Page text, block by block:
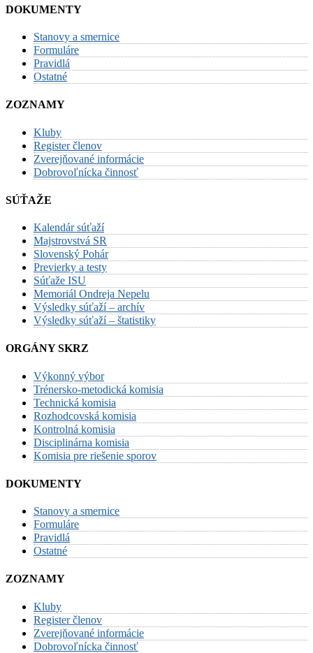
DOKUMENTY
Stanovy a smernice
Formuláre
Pravidlá
Ostatné
ZOZNAMY
Kluby
Register členov
Zverejňované informácie
Dobrovoľnícka činnosť
SÚŤAŽE
Kalendár súťaží
Majstrovstvá SR
Slovenský Pohár
Previerky a testy
Súťaže ISU
Memoriál Ondreja Nepelu
Výsledky súťaží – archív
Výsledky súťaží – štatistiky
ORGÁNY SKRZ
Výkonný výbor
Trénersko-metodická komisia
Technická komisia
Rozhodcovská komisia
Kontrolná komisia
Disciplinárna komisia
Komisia pre riešenie sporov
DOKUMENTY
Stanovy a smernice
Formuláre
Pravidlá
Ostatné
ZOZNAMY
Kluby
Register členov
Zverejňované informácie
Dobrovoľnícka činnosť